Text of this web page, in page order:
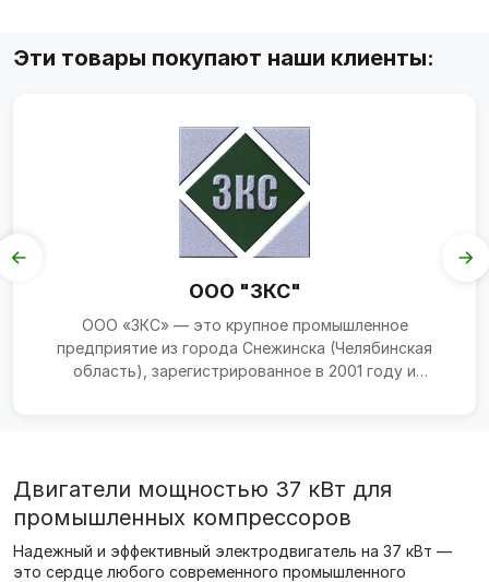
Эти товары покупают наши клиенты:
ООО "ЗКС"
ООО «ЗКС» — это крупное промышленное
предприятие из города Снежинска (Челябинская
область), зарегистрированное в 2001 году и
Двигатели мощностью 37 кВт для
промышленных компрессоров
Надежный и эффективный электродвигатель на 37 кВт —
это сердце любого современного промышленного